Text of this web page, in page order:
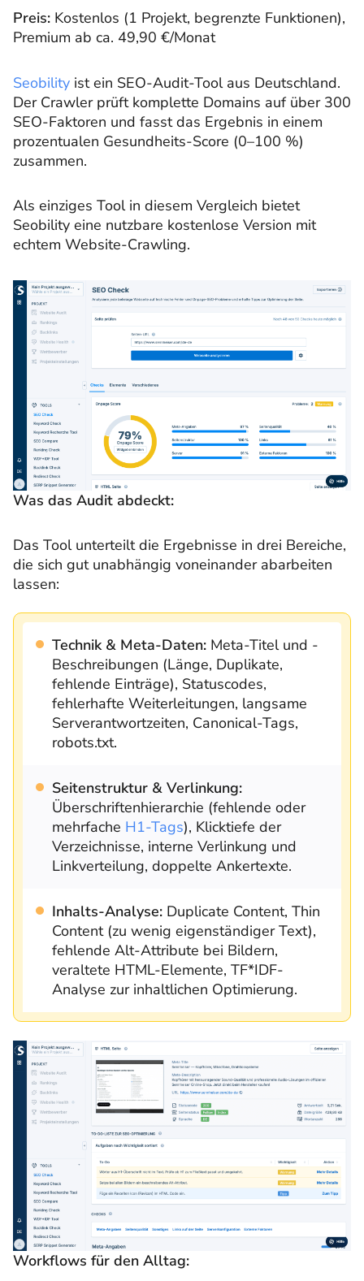
Preis: Kostenlos (1 Projekt, begrenzte Funktionen),
Premium ab ca. 49,90 €/Monat
Seobility ist ein SEO-Audit-Tool aus Deutschland.
Der Crawler prüft komplette Domains auf über 300
SEO-Faktoren und fasst das Ergebnis in einem
prozentualen Gesundheits-Score (0–100 %)
zusammen.
Als einziges Tool in diesem Vergleich bietet
Seobility eine nutzbare kostenlose Version mit
echtem Website-Crawling.
Was das Audit abdeckt:
Das Tool unterteilt die Ergebnisse in drei Bereiche,
die sich gut unabhängig voneinander abarbeiten
lassen:
Technik & Meta-Daten: Meta-Titel und -
Beschreibungen (Länge, Duplikate,
fehlende Einträge), Statuscodes,
fehlerhafte Weiterleitungen, langsame
Serverantwortzeiten, Canonical-Tags,
robots.txt.
Seitenstruktur & Verlinkung:
Überschriftenhierarchie (fehlende oder
mehrfache H1-Tags), Klicktiefe der
Verzeichnisse, interne Verlinkung und
Linkverteilung, doppelte Ankertexte.
Inhalts-Analyse: Duplicate Content, Thin
Content (zu wenig eigenständiger Text),
fehlende Alt-Attribute bei Bildern,
veraltete HTML-Elemente, TF*IDF-
Analyse zur inhaltlichen Optimierung.
Workflows für den Alltag: